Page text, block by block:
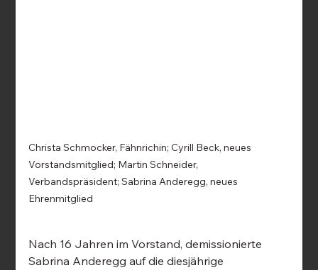
Christa Schmocker, Fähnrichin; Cyrill Beck, neues
Vorstandsmitglied; Martin Schneider,
Verbandspräsident; Sabrina Anderegg, neues
Ehrenmitglied
Nach 16 Jahren im Vorstand, demissionierte
Sabrina Anderegg auf die diesjährige